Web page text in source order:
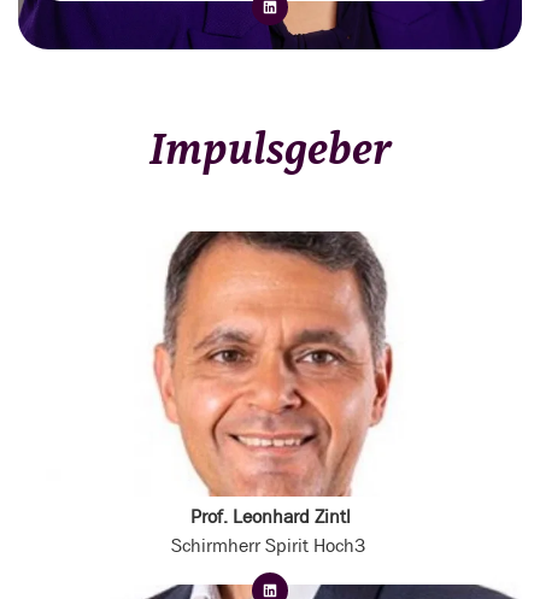
Impulsgeber
Prof. Leonhard Zintl
Schirmherr Spirit Hoch3